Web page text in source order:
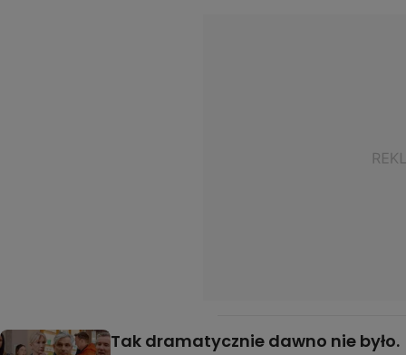
Tak dramatycznie dawno nie było.